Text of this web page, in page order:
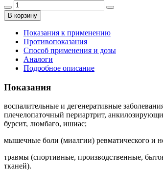
В корзину
Показания к применению
Противопоказания
Способ применения и дозы
Аналоги
Подробное описание
Показания
воспалительные и дегенеративные
плечелопаточный периартрит,
бурсит, люмбаго, ишиас;
мышечные боли (миалгии) ревматического и
травмы (спортивные, производственные,
тканей).